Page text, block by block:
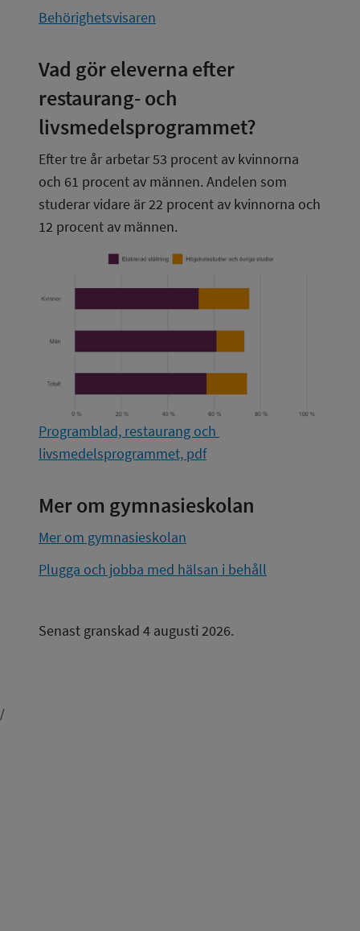
Behörighetsvisaren
Vad gör eleverna efter
restaurang- och
livsmedelsprogrammet?
Efter tre år arbetar 53 procent av kvinnorna
och 61 procent av männen. Andelen som
studerar vidare är 22 procent av kvinnorna och
12 procent av männen.
Programblad, restaurang och
livsmedelsprogrammet, pdf
Mer om gymnasieskolan
Mer om gymnasieskolan
Plugga och jobba med hälsan i behåll
Senast granskad 4 augusti 2026.
/